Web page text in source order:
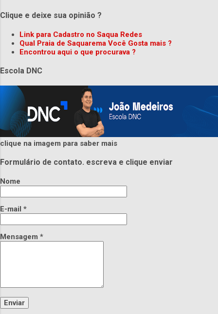
Clique e deixe sua opinião ?
Link para Cadastro no Saqua Redes
Qual Praia de Saquarema Você Gosta mais ?
Encontrou aqui o que procurava ?
Escola DNC
clique na imagem para saber mais
Formulário de contato. escreva e clique enviar
Nome
E-mail *
Mensagem *